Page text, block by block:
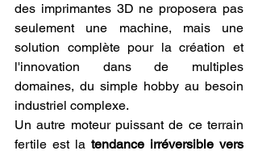
des imprimantes 3D ne proposera pas
seulement une machine, mais une
solution complète pour la création et
l'innovation dans de multiples
domaines, du simple hobby au besoin
industriel complexe.
Un autre moteur puissant de ce terrain
fertile est la tendance irréversible vers